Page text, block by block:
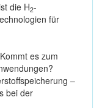
die H2-
für
es zum
–
bei der